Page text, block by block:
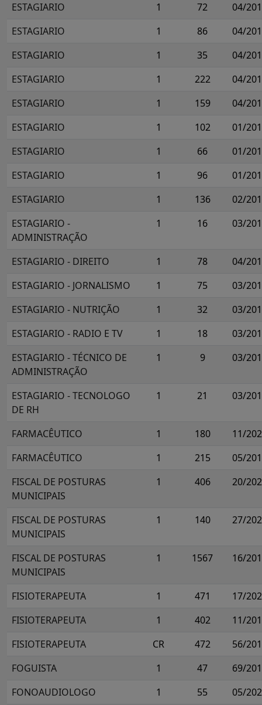
ESTAGIARIO 1 72
04/
ESTAGIARIO
1 86
04/
ESTAGIARIO
1 35
04/
ESTAGIARIO
1 222
04/
ESTAGIARIO
1 159
04/
ESTAGIARIO
1 102
01/
ESTAGIARIO
1 66
01/
ESTAGIARIO
1 96
01/
ESTAGIARIO
1 136
02/
ESTAGIARIO -
ADMINISTRAÇÃO
1 16 03/
ESTAGIARIO - DIREITO 1 78
04/
ESTAGIARIO - JORNALISMO
1 75
03/
ESTAGIARIO - NUTRIÇÃO
1 32
03/
ESTAGIARIO - RADIO E TV
1 18
03/
ESTAGIARIO - TÉCNICO DE
ADMINISTRAÇÃO
1 9 03/
ESTAGIARIO - TECNOLOGO
DE RH
1 21 03/
FARMACÊUTICO 1 180
11/
FARMACÊUTICO
1 215
05/
FISCAL DE POSTURAS
MUNICIPAIS
1 406 20/
FISCAL DE POSTURAS
MUNICIPAIS
1 140 27/
FISCAL DE POSTURAS
MUNICIPAIS
1 1567 16/
FISIOTERAPEUTA 1 471
17/
FISIOTERAPEUTA
1 402
11/
FISIOTERAPEUTA
CR 472
56/
FOGUISTA
1 47
69/
FONOAUDIOLOGO
1 55
05/